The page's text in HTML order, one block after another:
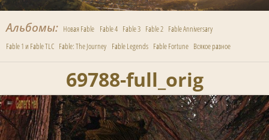
Альбомы Новая Fable Fable 4 Fable 3 Fable 2 Fable Anniversary
Fable 1 и Fable TLC Fable: The Journey Fable Legends Fable Fortune Всякое разное
69788-full_orig